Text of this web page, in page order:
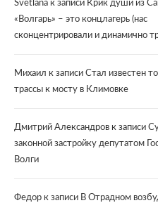
Svetlana к записи Крик души из
«Волгарь» – это концлагерь (нас
сконцентрировали и динамично
Михаил к записи Стал известен
трассы к мосту в Климовке
Дмитрий Александров к записи
законной застройку депутатом
Волги
Федор к записи В Отрадном